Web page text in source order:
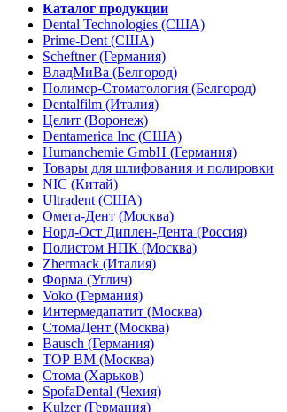
Каталог продукции
Dental Technologies (США)
Prime-Dent (США)
Scheftner (Германия)
ВладМиВа (Белгород)
Полимер-Стоматология (Белгород)
Dentalfilm (Италия)
Целит (Воронеж)
Dentamerica Inc (США)
Humanchemie GmbH (Германия)
Товары для шлифования и полировки
NIC (Китай)
Ultradent (США)
Омега-Дент (Москва)
Норд-Ост Диплен-Дента (Россия)
Полистом НПК (Москва)
Zhermack (Италия)
Форма (Углич)
Voko (Германия)
Интермедапатит (Москва)
СтомаДент (Москва)
Bausch (Германия)
ТОР ВМ (Москва)
Стома (Харьков)
SpofaDental (Чехия)
Kulzer (Германия)